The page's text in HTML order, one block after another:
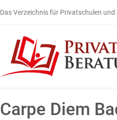
Das Verzeichnis für Privatschulen
Carpe Diem